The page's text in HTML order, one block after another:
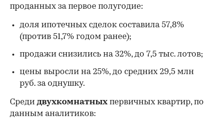
проданных за первое полугодие:
доля ипотечных сделок составила 57,8%
(против 51,7% годом ранее);
продажи снизились на 32%, до 7,5 тыс. лотов;
цены выросли на 25%, до средних 29,5 млн
руб. за однушку.
Среди двухкомнатных первичных квартир, по
данным аналитиков: